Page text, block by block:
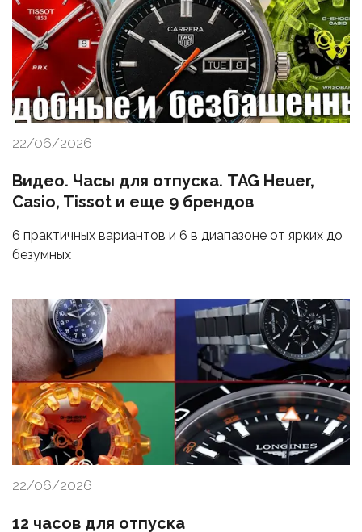
22/06/2026
Видео. Часы для отпуска. TAG Heuer,
Casio, Tissot и еще 9 брендов
6 практичных вариантов и 6 в диапазоне от ярких до
безумных
22/06/2026
12 часов для отпуска